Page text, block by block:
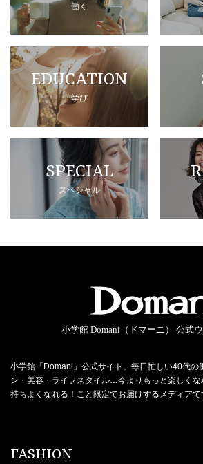
働く
EDUCATION
学び
SPECIAL
スペシャル
小学館 Domani（ドマーニ） 公式
小学館「Domani」公式サイト。毎日忙しい40代の
ン・美容・ライフスタイル…今よりもっと楽しく
持ちよくなれる！こと限定でお届けするメディアで
FASHION